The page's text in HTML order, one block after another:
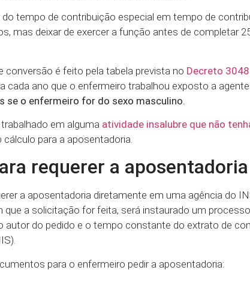
do tempo de contribuição especial em tempo de
mas deixar de exercer a função antes de completar
conversão é feito pela tabela prevista no Decreto
cada ano que o enfermeiro trabalhou exposto a
se o enfermeiro for do sexo masculino.
em alguma atividade insalubre que não
para a aposentadoria.
requerer a
a aposentadoria diretamente em uma agência do
que a solicitação for feita, será instaurado um
autor do pedido e o tempo constante do extrato de
para o enfermeiro pedir a aposentadoria: